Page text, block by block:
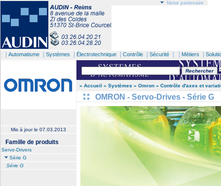
Notre partenaire
Automatisme Systèmes Électrotechnique Contrôle Sécurité Métiers
Mis à jour le 07.03.2013
Famille de produits
Servo-Drivers
Série G
Série G
» Accueil » Systèmes » Omron » Contrôle d'axes et
OMRON - Servo-Drives - Série G